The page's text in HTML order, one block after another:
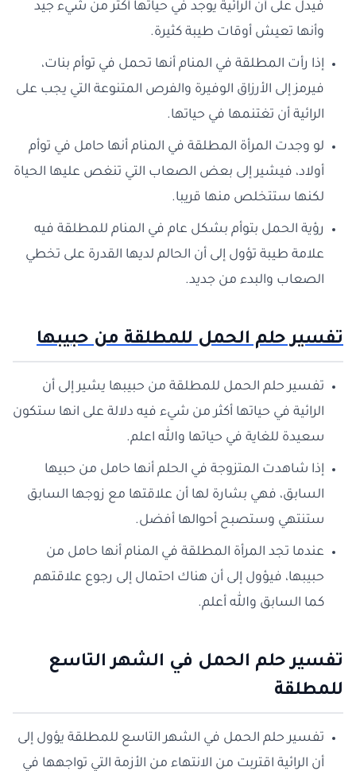
فيدل على أن الرائية يوجد في حياتها أكثر من شيء جيد
وأنها تعيش أوقات طيبة كثيرة.
إذا رأت المطلقة في المنام أنها تحمل في توأم بنات،
فيرمز إلى الأرزاق الوفيرة والفرص المتنوعة التي يجب على
الرائية أن تغتنمها في حياتها.
لو وجدت المرأة المطلقة في المنام أنها حامل في توأم
أولاد، فيشير إلى بعض الصعاب التي تنغص عليها الحياة
لكنها ستتخلص منها قريبا.
رؤية الحمل بتوأم بشكل عام في المنام للمطلقة فيه
علامة طيبة تؤول إلى أن الحالم لديها القدرة على تخطي
الصعاب والبدء من جديد.
تفسير حلم الحمل للمطلقة من حبيبها
تفسير حلم الحمل للمطلقة من حبيبها يشير إلى أن
الرائية في حياتها أكثر من شيء فيه دلالة على انها ستكون
سعيدة للغاية في حياتها والله اعلم.
إذا شاهدت المتزوجة في الحلم أنها حامل من حبيها
السابق، فهي بشارة لها أن علاقتها مع زوجها السابق
ستنتهي وستصبح أحوالها أفضل.
عندما تجد المرأة المطلقة في المنام أنها حامل من
حبيبها، فيؤول إلى أن هناك احتمال إلى رجوع علاقتهم
كما السابق والله أعلم.
تفسير حلم الحمل في الشهر التاسع
للمطلقة
تفسير حلم الحمل في الشهر التاسع للمطلقة يؤول إلى
أن الرائية اقتربت من الانتهاء من الأزمة التي تواجهها في